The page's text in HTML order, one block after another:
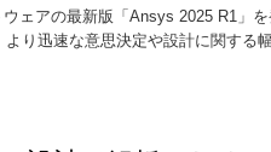
ェアの最新版「Ansys 2025 R1」
り迅速な意思決定や設計に関する